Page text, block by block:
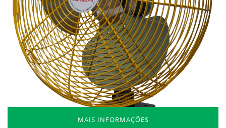
MAIS INFORMAÇÕES